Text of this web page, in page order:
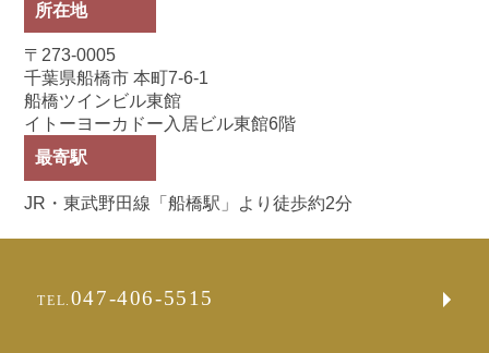
所在地
〒273-0005
千葉県船橋市 本町7-6-1
船橋ツインビル東館
イトーヨーカドー入居ビル東館6階
最寄駅
JR・東武野田線「船橋駅」より徒歩約2分
TEL. 047-406-5515